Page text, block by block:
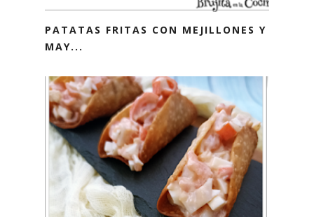
PATATAS FRITAS CON MEJILLONES Y
MAY...